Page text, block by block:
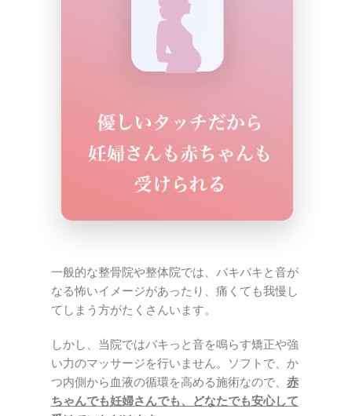
一般的な整骨院や整体院では、バキバキと音が
なる怖いイメージがあったり、痛くても我慢し
てしまう方がたくさんいます。
しかし、当院ではバキっと音を鳴らす矯正や強
い力のマッサージを行いません。ソフトで、か
つ内側から血液の循環を高める施術なので、 赤
ちゃんでも妊婦さんでも、どなたでも安心して